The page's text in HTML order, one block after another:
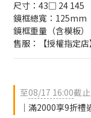
尺寸：43□ 24 145
鏡框總寬：125mm
鏡框重量（含模板
售服：【授權指定
至08/17 16:00截止
｜滿2000享9折禮